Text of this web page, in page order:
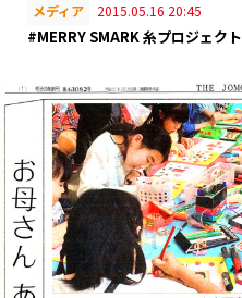
メディア 2015.05.16 20:45
#MERRY SMARK 糸プロジェクト